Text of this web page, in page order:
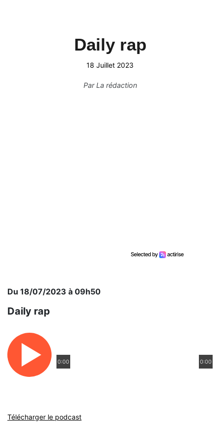
Daily rap
18 Juillet 2023
ParLa rédaction
Du 18/07/2023 à 09h50
Daily rap
0:00 0:00
Télécharger le podcast